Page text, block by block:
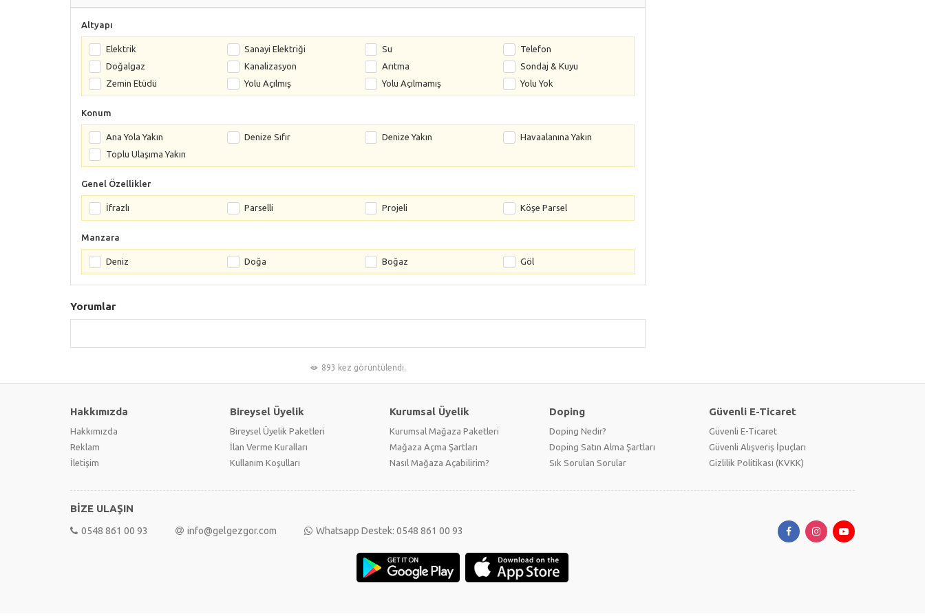
Altyapı
Elektrik Sanayi Elektriği Su
Telefon
Doğalgaz
Kanalizasyon Arıtma
Sondaj & Kuyu
Zemin Etüdü
Yolu Açılmış Yolu Açılmamış Yolu Yok
Konum
Ana Yola Yakın Denize Sıfır Denize Yakın
Havaalanına Yakın
Toplu Ulaşıma Yakın
Genel Özellikler
İfrazlı Parselli Projeli Köşe Parsel
Manzara
Deniz Doğa Boğaz Göl
Yorumlar
893 kez görüntülendi.
Hakkımızda
Hakkımızda
Reklam
İletişim
Bireysel Üyelik
Bireysel Üyelik Paketleri
İlan Verme Kuralları
Kullanım Koşulları
Kurumsal Üyelik
Kurumsal Mağaza Paketleri
Mağaza Açma Şartları
Nasıl Mağaza Açabilirim?
Doping
Doping Nedir?
Doping Satın Alma Şartları
Sık Sorulan Sorular
Güvenli E-Ticaret
Güvenli E-Ticaret
Güvenli Alışveriş İpuçları
Gizlilik Politikası (KVKK)
BİZE ULAŞIN
0548 861 00 93 info@gelgezgor.com Whatsapp Destek: 0548 861 00 93